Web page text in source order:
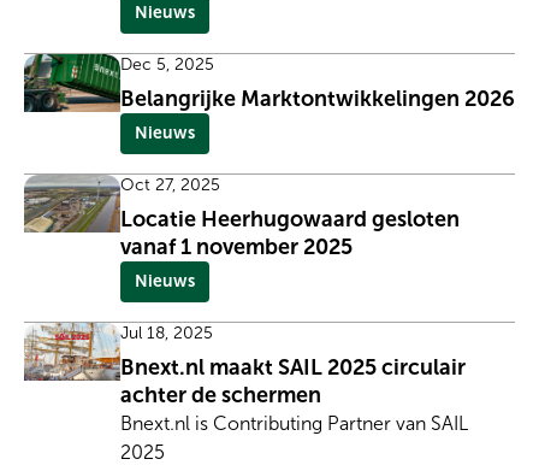
Nieuws
Dec 5, 2025
Belangrijke Marktontwikkelingen 2026
Nieuws
Oct 27, 2025
Locatie Heerhugowaard gesloten
vanaf 1 november 2025
Nieuws
Jul 18, 2025
Bnext.nl maakt SAIL 2025 circulair
achter de schermen
Bnext.nl is Contributing Partner van SAIL
2025